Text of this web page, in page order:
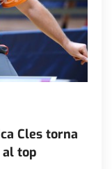
Cles torna
al top